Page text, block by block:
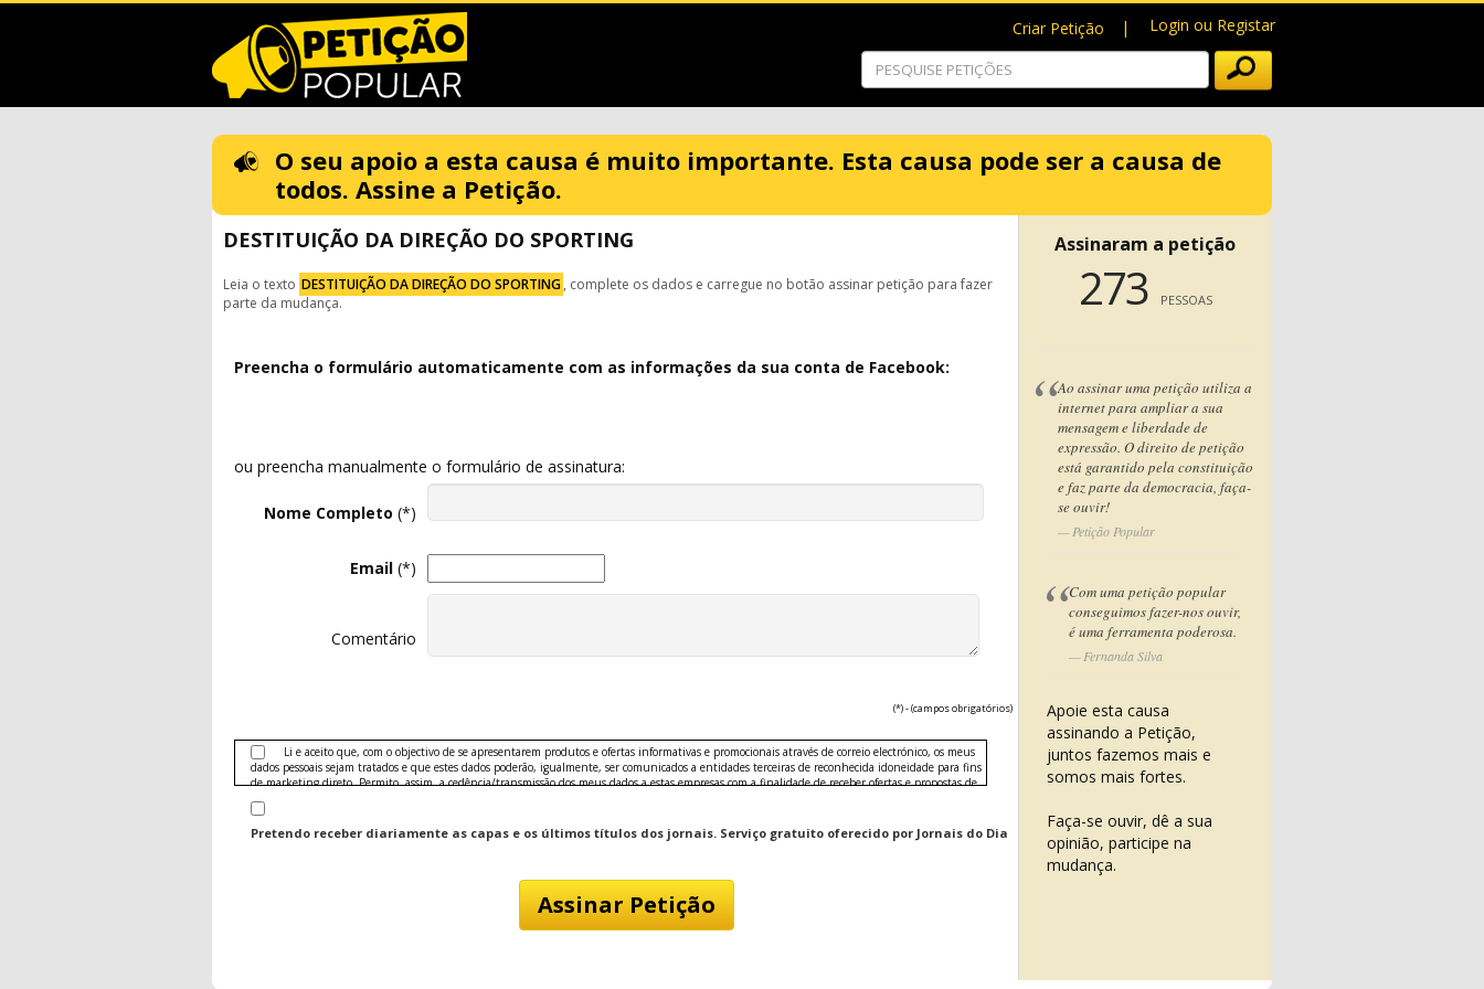
Criar Petição Login ou Registar
O seu apoio a esta causa é muito importante. Esta causa pode ser a causa de
todos. Assine a Petição.
DESTITUIÇÃO DA DIREÇÃO DO SPORTING
Leia o texto DESTITUIÇÃO DA DIREÇÃO DO SPORTING, complete os dados e carregue no botão assinar petição para fazer
parte da mudança.
Preencha o formulário automaticamente com as informações da sua conta de Facebook:
ou preencha manualmente o formulário de assinatura:
Nome Completo (*)
Email (*)
Comentário
(*) - (campos obrigatórios)
Li e aceito que, com o objectivo de se apresentarem produtos e ofertas informativas e promocionais através de correio electrónico, os meus
dados pessoais sejam tratados e que estes dados poderão, igualmente, ser comunicados a entidades terceiras de reconhecida idoneidade para fins
de marketing direto. Permito, assim, a cedência/transmissão dos meus dados a estas empresas com a finalidade de receber ofertas e propostas de
publicidade das seguintes áreas:
Banca (crédito, cartões)
jardinagem, hobbies, comunicação e entretenimento, jogos, lotarias e concursos.
Ofertas no sector do grande consumo: electrónica, informática, moda e têxtil, imagem e som, complementos, casa, utilidades domésticas,
bazar, mobiliário, drogaria, alimentação, bebidas, materiais de escritório, moda e decoração.
Serviços e conteúdos da área de saúde, cuidado pessoal e estética
Pretendo receber diariamente as capas e os últimos títulos dos jornais. Serviço gratuito oferecido por Jornais do Dia
Assinaram a petição
273 PESSOAS
Ao assinar uma petição utiliza a
internet para ampliar a sua
mensagem e liberdade de
expressão. O direito de petição
está garantido pela constituição
e faz parte da democracia, faça-
se ouvir!
Petição Popular
Com uma petição popular
conseguimos fazer-nos ouvir,
é uma ferramenta poderosa.
Fernanda Silva
Apoie esta causa
assinando a Petição,
juntos fazemos mais e
somos mais fortes.
Faça-se ouvir, dê a sua
opinião, participe na
mudança.